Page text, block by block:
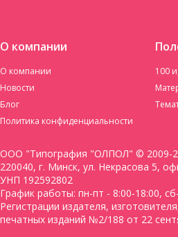
О компании
О компании
Новости
Блог
Политика конфиденциальности
100
ООО "Типография "ОЛПОЛ" © 2009-
220040, г. Минск, ул. Некрасова 5,
УНП 192592802
График работы: пн-пт - 8:00-18:00,
Регистрации издателя,
печатных изданий №2/188 от 22